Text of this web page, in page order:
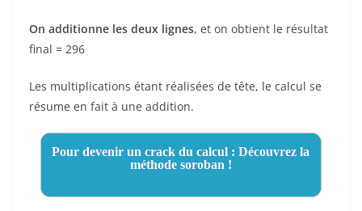
On additionne les deux lignes, et on obtient le résultat
final = 296
Les multiplications étant réalisées de tête, le calcul se
résume en fait à une addition.
Pour devenir un crack du calcul : Découvrez la
méthode soroban !